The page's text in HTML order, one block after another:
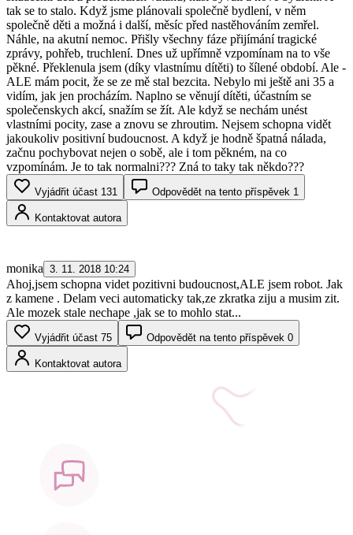
tak se to stalo. Když jsme plánovali společně bydlení, v něm
společně děti a možná i další, měsíc před nastěhováním zemřel.
Náhle, na akutní nemoc. Přišly všechny fáze přijímání tragické
zprávy, pohřeb, truchlení. Dnes už upřímně vzpomínam na to vše
pěkné. Překlenula jsem (díky vlastnímu dítěti) to šílené období. Ale -
ALE mám pocit, že se ze mě stal bezcita. Nebylo mi ještě ani 35 a
vidím, jak jen procházím. Naplno se věnují dítěti, účastním se
společenskych akcí, snažím se žít. Ale když se nechám unést
vlastními pocity, zase a znovu se zhroutim. Nejsem schopna vidět
jakoukoliv positivní budoucnost. A když je hodně špatná nálada,
začnu pochybovat nejen o sobě, ale i tom pěkném, na co
vzpomínám. Je to tak normalni??? Zná to taky tak někdo???
Vyjádřit účast 131 Odpovědět na tento příspěvek 1
Kontaktovat autora
monika 3. 11. 2018 10:24
Ahoj,jsem schopna videt pozitivni budoucnost,ALE jsem robot. Jak
z kamene . Delam veci automaticky tak,ze zkratka ziju a musim zit.
Ale mozek stale nechape ,jak se to mohlo stat...
Vyjádřit účast 75 Odpovědět na tento příspěvek 0
Kontaktovat autora